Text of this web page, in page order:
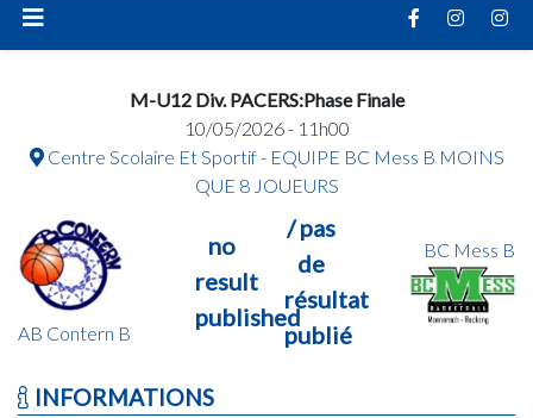
M-U12 Div. PACERS:Phase Finale
10/05/2026 - 11h00
Centre Scolaire Et Sportif - EQUIPE BC Mess B MOINS
QUE 8 JOUEURS
AB Contern B
no
result
published
/ pas
de
résultat
publié
BC Mess B
INFORMATIONS